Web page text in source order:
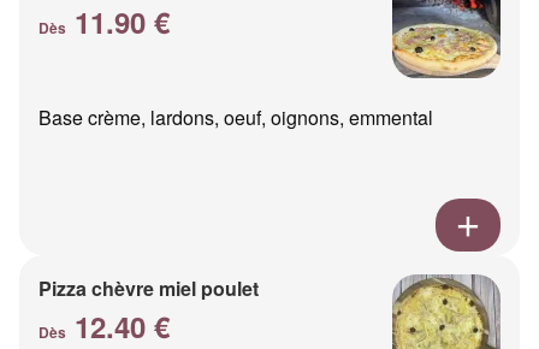
Dès 11.90 €
Base crème, lardons, oeuf, oignons, emmental
Pizza chèvre miel poulet
Dès 12.40 €